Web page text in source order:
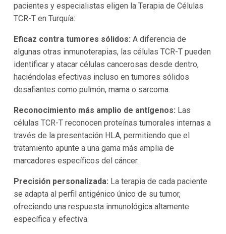
pacientes y especialistas eligen la Terapia de Células
TCR-T en Turquía:
Eficaz contra tumores sólidos: A diferencia de
algunas otras inmunoterapias, las células TCR-T pueden
identificar y atacar células cancerosas desde dentro,
haciéndolas efectivas incluso en tumores sólidos
desafiantes como pulmón, mama o sarcoma.
Reconocimiento más amplio de antígenos: Las
células TCR-T reconocen proteínas tumorales internas a
través de la presentación HLA, permitiendo que el
tratamiento apunte a una gama más amplia de
marcadores específicos del cáncer.
Precisión personalizada: La terapia de cada paciente
se adapta al perfil antigénico único de su tumor,
ofreciendo una respuesta inmunológica altamente
específica y efectiva.